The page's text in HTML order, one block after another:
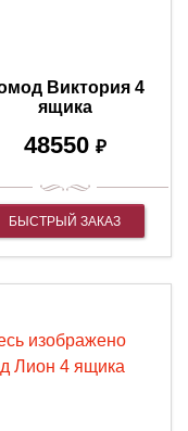
Виктория 4
ящика
48550 ₽
БЫСТРЫЙ ЗАКАЗ